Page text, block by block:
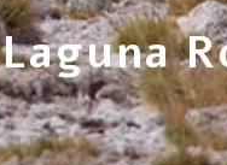
Laguna